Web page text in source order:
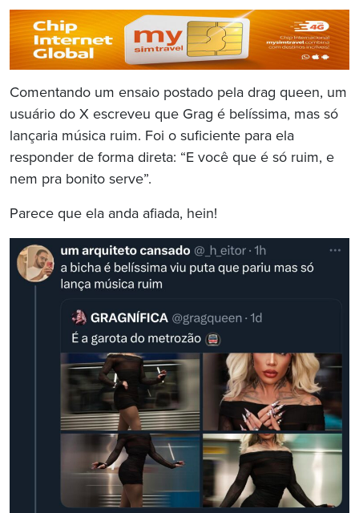
Comentando um ensaio postado pela drag queen, um
usuário do X escreveu que Grag é belíssima, mas só
lançaria música ruim. Foi o suficiente para ela
responder de forma direta: “E você que é só ruim, e
nem pra bonito serve”.
Parece que ela anda afiada, hein!